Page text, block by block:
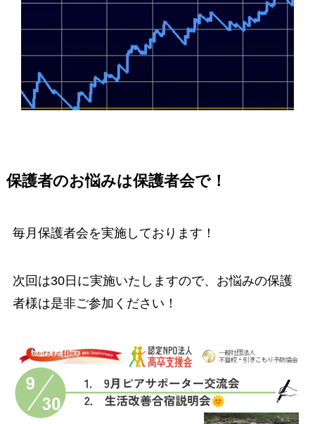
保護者のお悩みは保護者会で！
毎月保護者会を実施しております！
次回は30日に実施いたしますので、お悩みの保護
者様は是非ご参加ください！